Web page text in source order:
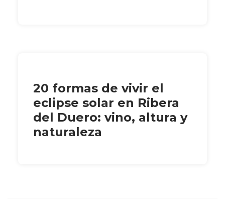
20 formas de vivir el
eclipse solar en Ribera
del Duero: vino, altura y
naturaleza